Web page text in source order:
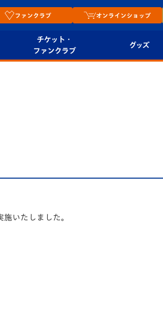
ファンクラブ オンラインショップ
チケット・
ファンクラブ
グッズ
いたしました。